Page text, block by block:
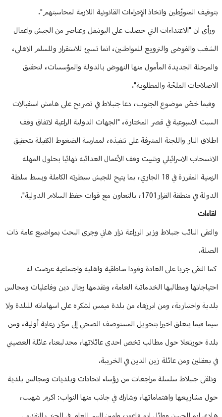
بتوقيف المتورّطين واتخاذ الإجراءات القانونية اللازمة لمحاسبتهم".
ورأى ان "الاعتداءات التي حصلت على اليونيفل وعناصر من الجيش واعمال
الشغب والفوضى والترويع للمواطنين، انما تسيئ للاستقرار وللسلم الاهلي،
والمرحلة الجديدة المأمول منها النهوض بالدولة والمؤسسات، لتحقيق
الاصلاحات الملحّة والمطلوبة".
وفيما خصّ موضوع الجنوب، دعا جنبلاط في تصريح على هامش استقبالات
السبت الاسبوعية في قصر المختارة، "الجهات الدولية الراعية لاتفاق وقف
اطلاق النار واللجنة المشرفة على تنفيذه، لممارسة الضغوط الكفيلة بتحقيق
الانسحاب الاسرائيلي وتثبيت وقف الأعمال العدائية نهائيا بحلول المهلة
الزمنية المقررة في 18 الجاري، بما يتيح للجيش سيطرته الكاملة وبسط سلطة
الدولة في منطقة القرار1701، بالتعاون مع قوات حفظ السلام الدولية".
لقاءات
والتقى النائب جنبلاط وزير الزراعة نزار هاني وجرى البحث بمواضيع عامة ذات
الصلة.
كما التقى جريا على العادة وفودا مناطقية واهلية واجتماعية عرضت له
احتياجاتها ومطالبها الخدماتية العامة، وتقدمها رجال دين وفاعليات ومجالس
بلدية واختيارية، ومن ابرزها، من بلدة ميمس لشكره على اسهاماته للبلدة ولا
سيما فيما يتعلق اخيرا بتحويل المستوصف الصحي إلى مركز رعاية أولية، ومن
بلدة حورتعلا حول مطالب تخص احدى عائلاتها، مجدلبعنا، عائلة الغصيني
في بعقلين ومن عائلة زين الدين في الخريبة.
وتلقى جنبلاط سلسلة مراجعات من رؤساء اتحادات وبلديات ومجالس بلدية
حول مشاريعها واهتماماتها، وشارك في جانب منها النواب: اكرم شهيب،